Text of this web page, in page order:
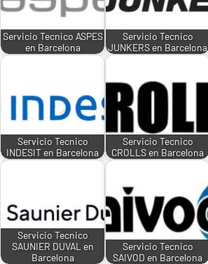
Servicio Tecnico ASPES
en Barcelona
Servicio Tecnico
JUNKERS en Barcelona
Servicio Tecnico
INDESIT en Barcelona
Servicio Tecnico
CROLLS en Barcelona
Servicio Tecnico
SAUNIER DUVAL en
Barcelona
Servicio Tecnico
SAIVOD en Barcelona